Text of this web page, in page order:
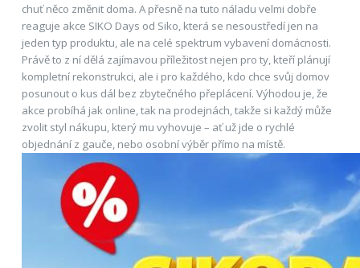
chuť něco změnit doma. A přesně na tuto náladu velmi dobře
reaguje akce SIKO Days od Siko, která se nesoustředí jen na
jeden typ produktu, ale na celé spektrum vybavení domácnosti.
Právě to z ní dělá zajímavou příležitost nejen pro ty, kteří plánují
kompletní rekonstrukci, ale i pro každého, kdo chce svůj domov
posunout o kus dál bez zbytečného přeplácení. Výhodou je, že
akce probíhá jak online, tak na prodejnách, takže si každý může
zvolit styl nákupu, který mu vyhovuje – ať už jde o rychlé
objednání z gauče, nebo osobní výběr přímo na místě.